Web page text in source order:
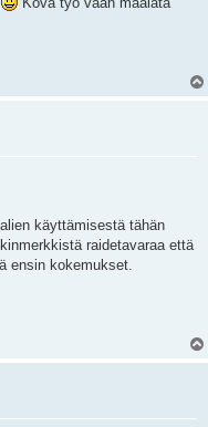
käyttämisestä tähän
raidetavaraa että
ensin kokemukset.